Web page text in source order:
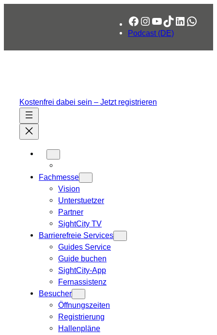
Facebook
Instagram
YouTube
TikTok
LinkedIn
Podcast (DE)
Kostenfrei dabei sein – Jetzt registrieren
Fachmesse
Vision
Unterstuetzer
Partner
SightCity TV
Barrierefreie Services
Guides Service
Guide buchen
SightCity-App
Fernassistenz
Besucher
Öffnungszeiten
Registrierung
Hallenpläne